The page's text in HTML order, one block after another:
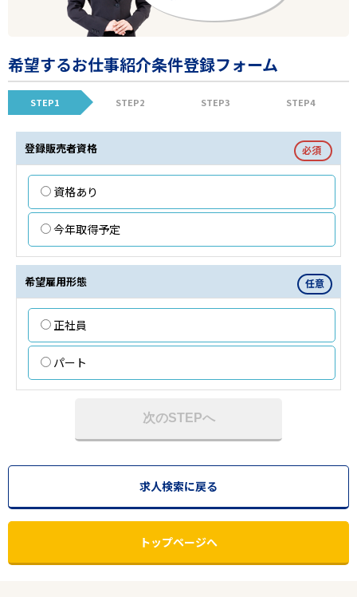
希望するお仕事紹介条件登録フォーム
STEP1 STEP2 STEP3 STEP4
登録販売者資格 必須
資格あり
今年取得予定
希望雇用形態 任意
正社員
パート
次のSTEPへ
求人検索に戻る
トップページへ